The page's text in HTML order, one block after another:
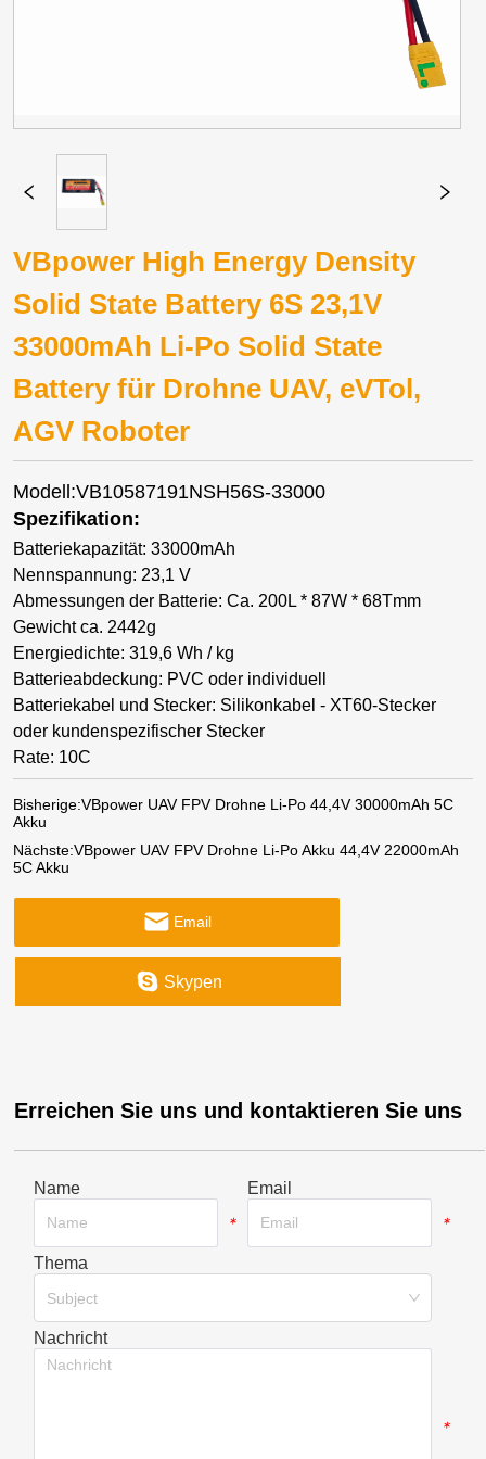
VBpower High Energy Density
Solid State Battery 6S 23,1V
33000mAh Li-Po Solid State
Battery für Drohne UAV, eVTol,
AGV Roboter
Modell:VB10587191NSH56S-33000
Spezifikation:
Batteriekapazität: 33000mAh
Nennspannung: 23,1 V
Abmessungen der Batterie: Ca. 200L * 87W * 68Tmm
Gewicht ca. 2442g
Energiedichte: 319,6 Wh / kg
Batterieabdeckung: PVC oder individuell
Batteriekabel und Stecker: Silikonkabel - XT60-Stecker
oder kundenspezifischer Stecker
Rate: 10C
Bisherige:VBpower UAV FPV Drohne Li-Po 44,4V 30000mAh 5C
Akku
Nächste:VBpower UAV FPV Drohne Li-Po Akku 44,4V 22000mAh
5C Akku
Email
Skypen
Erreichen Sie uns und kontaktieren Sie uns
Name
*
Email
*
Thema
Subject
Nachricht
*